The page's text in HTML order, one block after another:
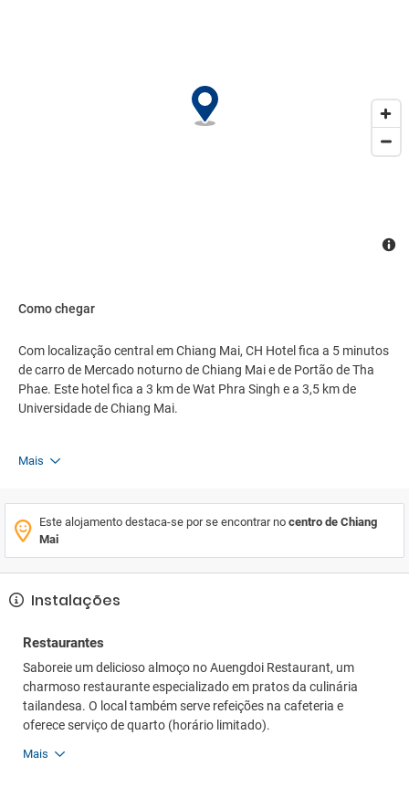
Como chegar
Com localização central em Chiang Mai, CH Hotel fica a 5 minutos
de carro de Mercado noturno de Chiang Mai e de Portão de Tha
Phae. Este hotel fica a 3 km de Wat Phra Singh e a 3,5 km de
Universidade de Chiang Mai.
Mais
Este alojamento destaca-se por se encontrar no centro de Chiang
Mai
Instalações
Restaurantes
Saboreie um delicioso almoço no Auengdoi Restaurant, um
charmoso restaurante especializado em pratos da culinária
tailandesa. O local também serve refeições na cafeteria e
oferece serviço de quarto (horário limitado).
Mais